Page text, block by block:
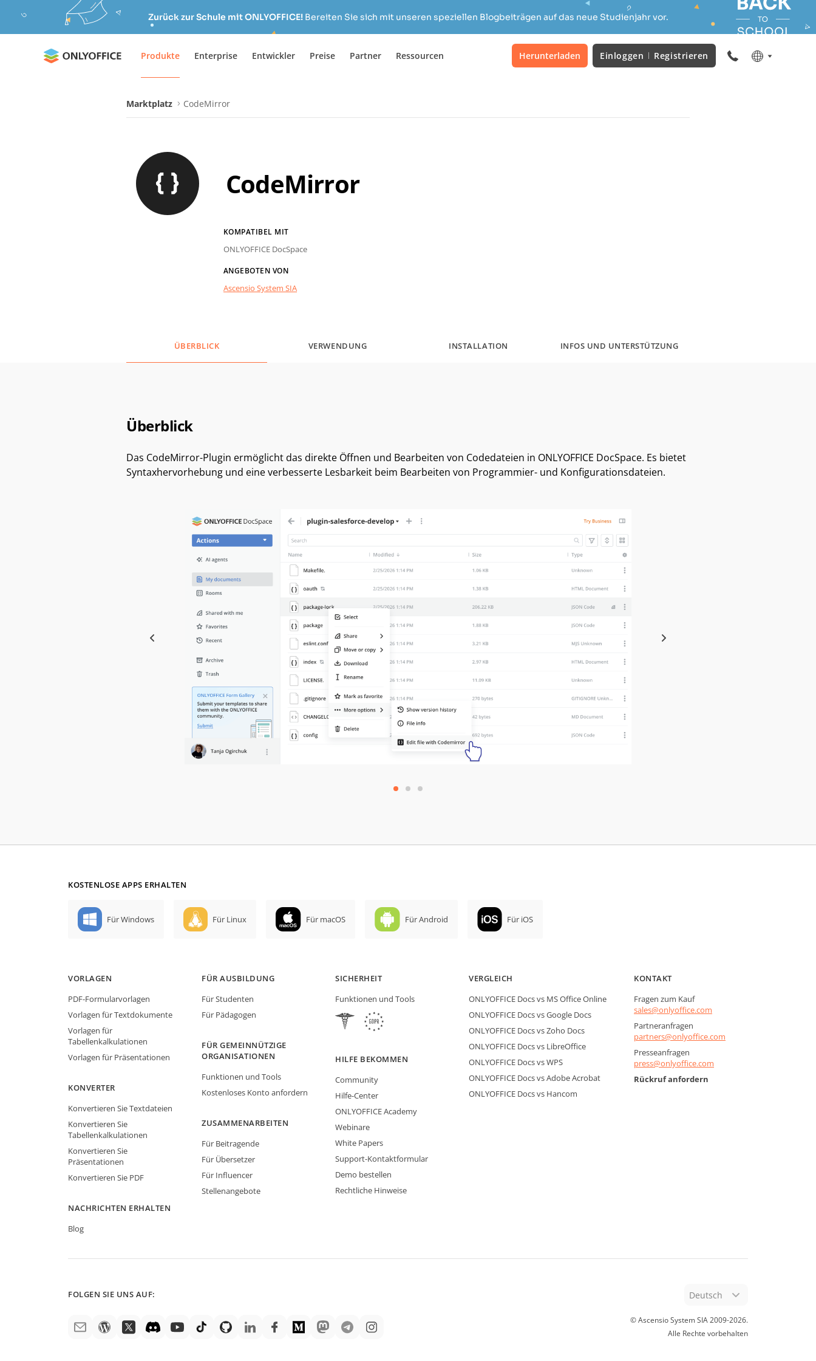
Zurück zur Schule mit ONLYOFFICE!Bereiten Sie sich mit unseren speziellen Blogbeiträgen auf das neue Studienjahr vor.
Produkte Enterprise Entwickler Preise Partner Ressourcen Herunterladen Einloggen Registrieren
Marktplatz CodeMirror
CodeMirror
KOMPATIBEL MIT
ONLYOFFICE DocSpace
ANGEBOTEN VON
Ascensio System SIA
ÜBERBLICK VERWENDUNG INSTALLATION INFOS UND UNTERSTÜTZUNG
Überblick
Das CodeMirror-Plugin ermöglicht das direkte Öffnen und Bearbeiten von Codedateien in ONLYOFFICE DocSpace. Es bietet
Syntaxhervorhebung und eine verbesserte Lesbarkeit beim Bearbeiten von Programmier- und Konfigurationsdateien.
KOSTENLOSE APPS ERHALTEN
Für Windows Für Linux Für macOS Für Android Für iOS
VORLAGEN
PDF-Formularvorlagen
Vorlagen für Textdokumente
Vorlagen für
Tabellenkalkulationen
Vorlagen für Präsentationen
KONVERTER
Konvertieren Sie Textdateien
Konvertieren Sie
Tabellenkalkulationen
Konvertieren Sie
Präsentationen
Konvertieren Sie PDF
NACHRICHTEN ERHALTEN
Blog
FÜR AUSBILDUNG
Für Studenten
Für Pädagogen
FÜR GEMEINNÜTZIGE
ORGANISATIONEN
Funktionen und Tools
Kostenloses Konto anfordern
ZUSAMMENARBEITEN
Für Beitragende
Für Übersetzer
Für Influencer
Stellenangebote
SICHERHEIT
Funktionen und Tools
HILFE BEKOMMEN
Community
Hilfe-Center
ONLYOFFICE Academy
Webinare
White Papers
Support-Kontaktformular
Demo bestellen
Rechtliche Hinweise
VERGLEICH
ONLYOFFICE Docs vs MS Office Online
ONLYOFFICE Docs vs Google Docs
ONLYOFFICE Docs vs Zoho Docs
ONLYOFFICE Docs vs LibreOffice
ONLYOFFICE Docs vs WPS
ONLYOFFICE Docs vs Adobe Acrobat
ONLYOFFICE Docs vs Hancom
KONTAKT
Fragen zum Kauf
sales@onlyoffice.com
Partneranfragen
partners@onlyoffice.com
Presseanfragen
press@onlyoffice.com
Rückruf anfordern
FOLGEN SIE UNS AUF: Deutsch
© Ascensio System SIA 2009-2026.
Alle Rechte vorbehalten